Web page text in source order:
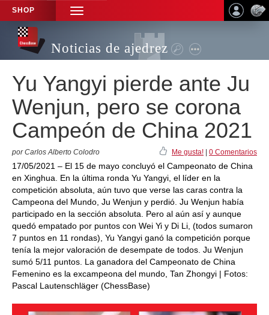
SHOP
TOGGLE
NAVIGATION
Noticias de ajedrez
Yu Yangyi pierde ante Ju
Wenjun, pero se corona
Campeón de China 2021
por Carlos Alberto Colodro Me gusta! 0 Comentarios
17/05/2021 – El 15 de mayo concluyó el Campeonato de China
en Xinghua. En la última ronda Yu Yangyi, el líder en la
competición absoluta, aún tuvo que verse las caras contra la
Campeona del Mundo, Ju Wenjun y perdió. Ju Wenjun había
participado en la sección absoluta. Pero al aún así y aunque
quedó empatado por puntos con Wei Yi y Di Li, (todos sumaron
7 puntos en 11 rondas), Yu Yangyi ganó la competición porque
tenía la mejor valoración de desempate de todos. Ju Wenjun
sumó 5/11 puntos. La ganadora del Campeonato de China
Femenino es la excampeona del mundo, Tan Zhongyi | Fotos:
Pascal Lautenschläger (ChessBase)